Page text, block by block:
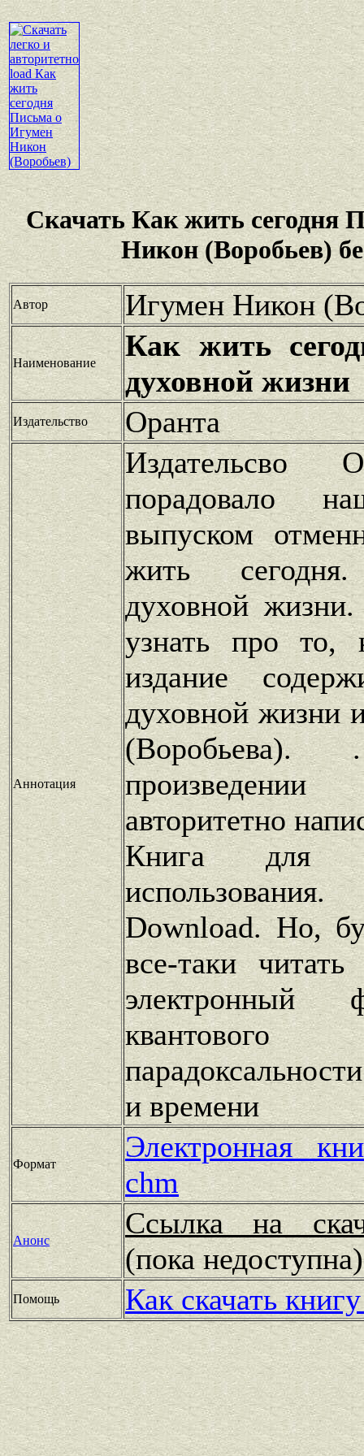
Скачать Как жить сегодня
Никон (Воробьев)
Автор Игумен Никон
Наименование
Как жить
духовной жизни
Издательство Оранта
Аннотация
Издательсво
порадовало
выпуском
жить
духовной
узнать про то,
издание
духовной жизни
авторитетно
Книга для
Download. Но,
все-таки
электронный
и времени
Формат
Электронная
chm
Анонс
Ссылка на
(пока
Помощь Как скачать